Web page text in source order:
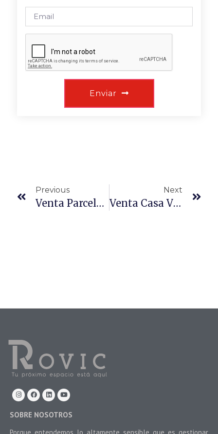
Enviar
Previous
Venta Parcelas La Quebradilla Casablanca
Next
Venta Casa Villa Nuevo Amanecer La Florida
SOBRE NOSOTROS